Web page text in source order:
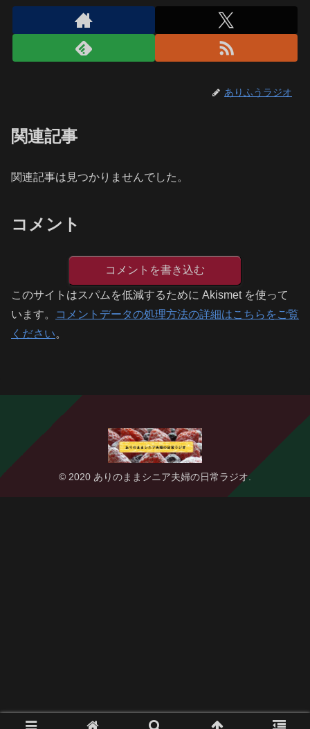
ありふうラジオ
関連記事
関連記事は見つかりませんでした。
コメント
コメントを書き込む
このサイトはスパムを低減するために Akismet を使って
います。
コメントデータの処理方法の詳細はこちらをご覧
ください。
© 2020 ありのままシニア夫婦の日常ラジオ.